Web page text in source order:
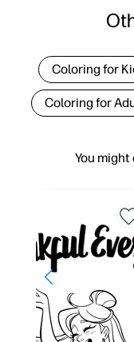
You
Coloring for
Coloring for